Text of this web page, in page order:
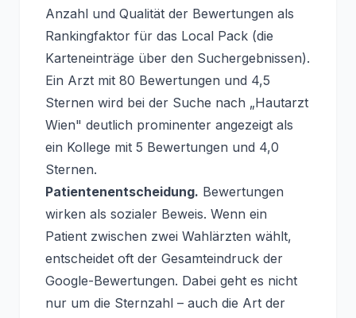
Anzahl und Qualität der Bewertungen als
Rankingfaktor für das Local Pack (die
Karteneinträge über den Suchergebnissen).
Ein Arzt mit 80 Bewertungen und 4,5
Sternen wird bei der Suche nach „Hautarzt
Wien" deutlich prominenter angezeigt als
ein Kollege mit 5 Bewertungen und 4,0
Sternen.
Patientenentscheidung. Bewertungen
wirken als sozialer Beweis. Wenn ein
Patient zwischen zwei Wahlärzten wählt,
entscheidet oft der Gesamteindruck der
Google-Bewertungen. Dabei geht es nicht
nur um die Sternzahl – auch die Art der